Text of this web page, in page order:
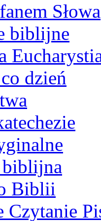
Słowa
biblijne
dzień
Biblii
Czytanie